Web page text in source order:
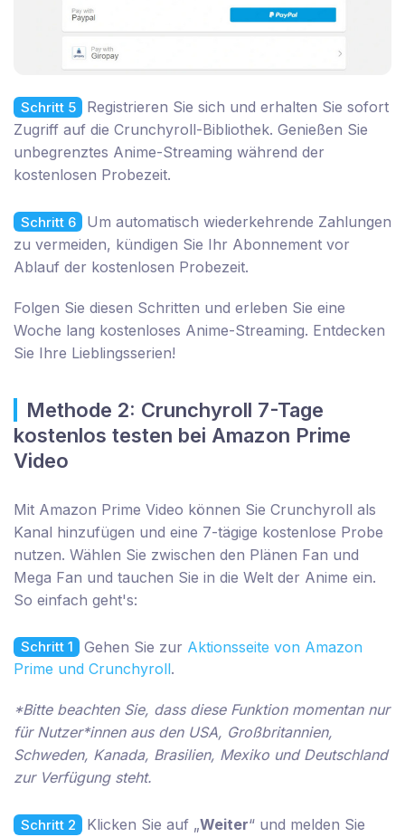
Schritt 5
Registrieren Sie sich und erhalten Sie sofort
Zugriff auf die Crunchyroll-Bibliothek. Genießen Sie
unbegrenztes Anime-Streaming während der
kostenlosen Probezeit.
Schritt 6
Um automatisch wiederkehrende Zahlungen
zu vermeiden, kündigen Sie Ihr Abonnement vor
Ablauf der kostenlosen Probezeit.
Folgen Sie diesen Schritten und erleben Sie eine
Woche lang kostenloses Anime-Streaming. Entdecken
Sie Ihre Lieblingsserien!
Methode 2: Crunchyroll 7-Tage
kostenlos testen bei Amazon Prime
Video
Mit Amazon Prime Video können Sie Crunchyroll als
Kanal hinzufügen und eine 7-tägige kostenlose Probe
nutzen. Wählen Sie zwischen den Plänen Fan und
Mega Fan und tauchen Sie in die Welt der Anime ein.
So einfach geht's:
Schritt 1 Gehen Sie zur Aktionsseite von Amazon
Prime und Crunchyroll.
*Bitte beachten Sie, dass diese Funktion momentan nur
für Nutzer*innen aus den USA, Großbritannien,
Schweden, Kanada, Brasilien, Mexiko und Deutschland
zur Verfügung steht.
Schritt 2 Klicken Sie auf „Weiter“ und melden Sie